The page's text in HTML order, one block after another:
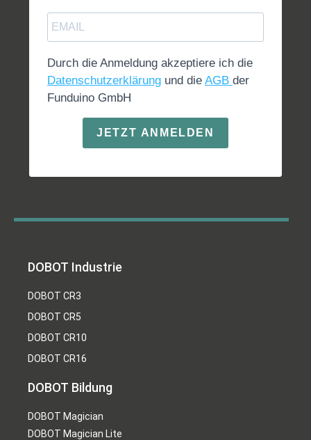
Durch die Anmeldung akzeptiere ich die
Datenschutzerklärung und die AGB der
Funduino GmbH
JETZT ANMELDEN
DOBOT Industrie
DOBOT CR3
DOBOT CR5
DOBOT CR10
DOBOT CR16
DOBOT Bildung
DOBOT Magician
DOBOT Magician Lite